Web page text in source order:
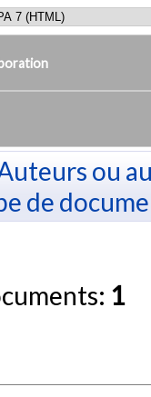
ou
de
1